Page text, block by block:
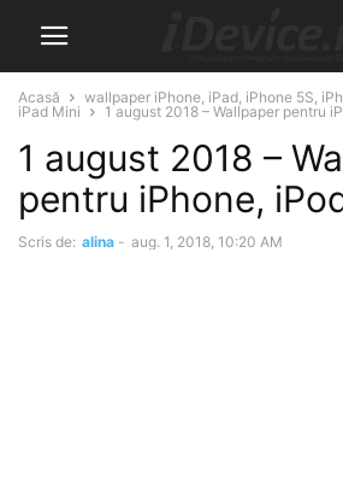
Acasă
wallpaper iPhone, iPad, iPhone 5S,
iPad Mini
1 august 2018 – Wallpaper pentru
1 august 2018 –
pentru iPhone,
Scris de: alina - aug. 1, 2018, 10:20 AM